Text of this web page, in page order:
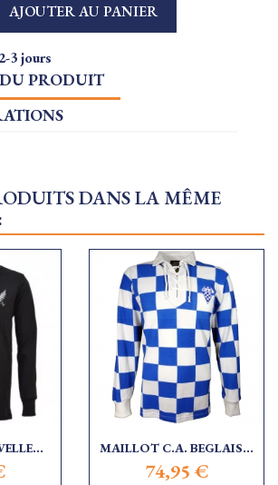
AJOUTER AU PANIER
3 jours
PRODUIT
DANS LA MÊME
MAILLOT C.A. BEGLAIS...
74,95 €